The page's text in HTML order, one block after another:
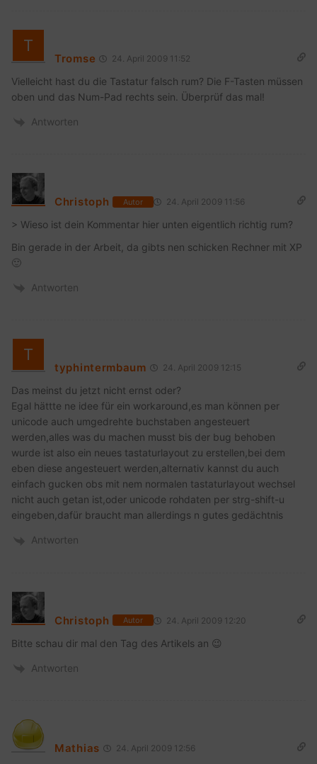
Tromse 24. April 2009 11:52
Vielleicht hast du die Tastatur falsch rum? Die F-Tasten müssen
oben und das Num-Pad rechts sein. Überprüf das mal!
Antworten
Christoph Autor 24. April 2009 11:56
> Wieso ist dein Kommentar hier unten eigentlich richtig rum?
Bin gerade in der Arbeit, da gibts nen schicken Rechner mit XP
🙂
Antworten
typhintermbaum 24. April 2009 12:15
Das meinst du jetzt nicht ernst oder?
Egal hättte ne idee für ein workaround,es man können per
unicode auch umgedrehte buchstaben angesteuert
werden,alles was du machen musst bis der bug behoben
wurde ist also ein neues tastaturlayout zu erstellen,bei dem
eben diese angesteuert werden,alternativ kannst du auch
einfach gucken obs mit nem normalen tastaturlayout wechsel
nicht auch getan ist,oder unicode rohdaten per strg-shift-u
eingeben,dafür braucht man allerdings n gutes gedächtnis
Antworten
Christoph Autor 24. April 2009 12:20
Bitte schau dir mal den Tag des Artikels an 😉
Antworten
Mathias 24. April 2009 12:56